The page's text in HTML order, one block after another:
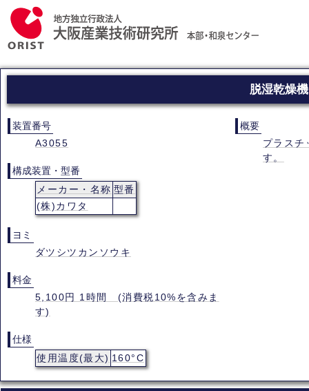
脱湿乾燥機
装置番号
A3055
構成装置・型番
メーカー・名称 型番
(株)カワタ
ヨミ
ダツシツカンソウキ
料金
5,100円 1時間 (消費税10%を含みま
す)
仕様
使用温度(最大) 160°C
概要
プラスチ
す。